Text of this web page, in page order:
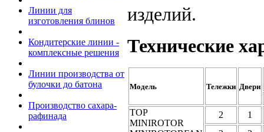
Линии для
изготовления блинов
Кондитерские линии -
комплексные решения
Линии производства от
булочки до батона
Производство сахара-
рафинада
изделий.
Технические
Модель Тележки Двери
TOP
MINIROTOR
2
1